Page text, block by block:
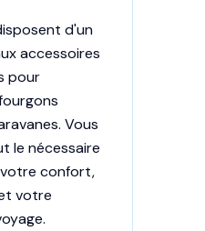
d'un
accessoires
pour
Vous
le nécessaire
confort,
votre